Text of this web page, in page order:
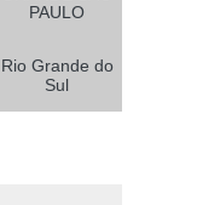
PAULO
Rio Grande do
Sul